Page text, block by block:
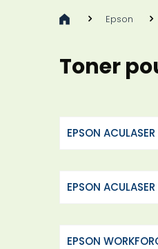
Epson
Toner
EPSON ACULASER
EPSON
EPSON